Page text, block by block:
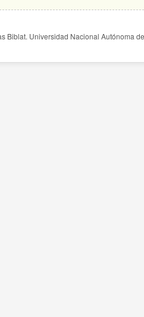
Biblat. Universidad Nacional Autónoma